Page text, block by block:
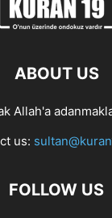
ABOUT US
Allah'a
us:
FOLLOW US